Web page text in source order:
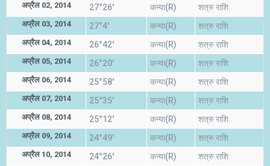
अप्रैल 02, 2014 27°26' कन्या(R) शत्रु राशि
अप्रैल 03, 2014 27°4' कन्या(R) शत्रु राशि
अप्रैल 04, 2014 26°42' कन्या(R) शत्रु राशि
अप्रैल 05, 2014 26°20' कन्या(R) शत्रु राशि
अप्रैल 06, 2014 25°58' कन्या(R) शत्रु राशि
अप्रैल 07, 2014 25°35' कन्या(R) शत्रु राशि
अप्रैल 08, 2014 25°12' कन्या(R) शत्रु राशि
अप्रैल 09, 2014 24°49' कन्या(R) शत्रु राशि
अप्रैल 10, 2014 24°26' कन्या(R) शत्रु राशि